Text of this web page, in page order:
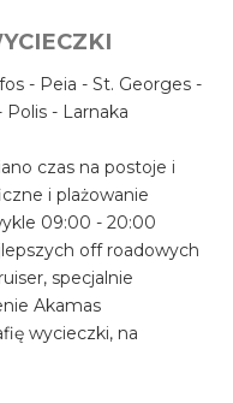
- Peia - St. Georges -
- Larnaka
czas na postoje i
i plażowanie
09:00 - 20:00
off roadowych
specjalnie
Akamas
wycieczki, na